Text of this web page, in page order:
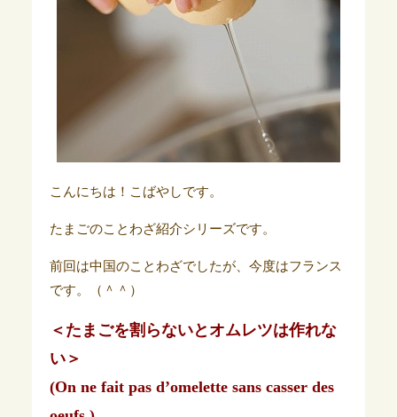
こんにちは！こばやしです。
たまごのことわざ紹介シリーズです。
前回は中国のことわざでしたが、今度はフランス
です。（＾＾）
＜たまごを割らないとオムレツは作れな
い＞
(On ne fait pas d’omelette sans casser des